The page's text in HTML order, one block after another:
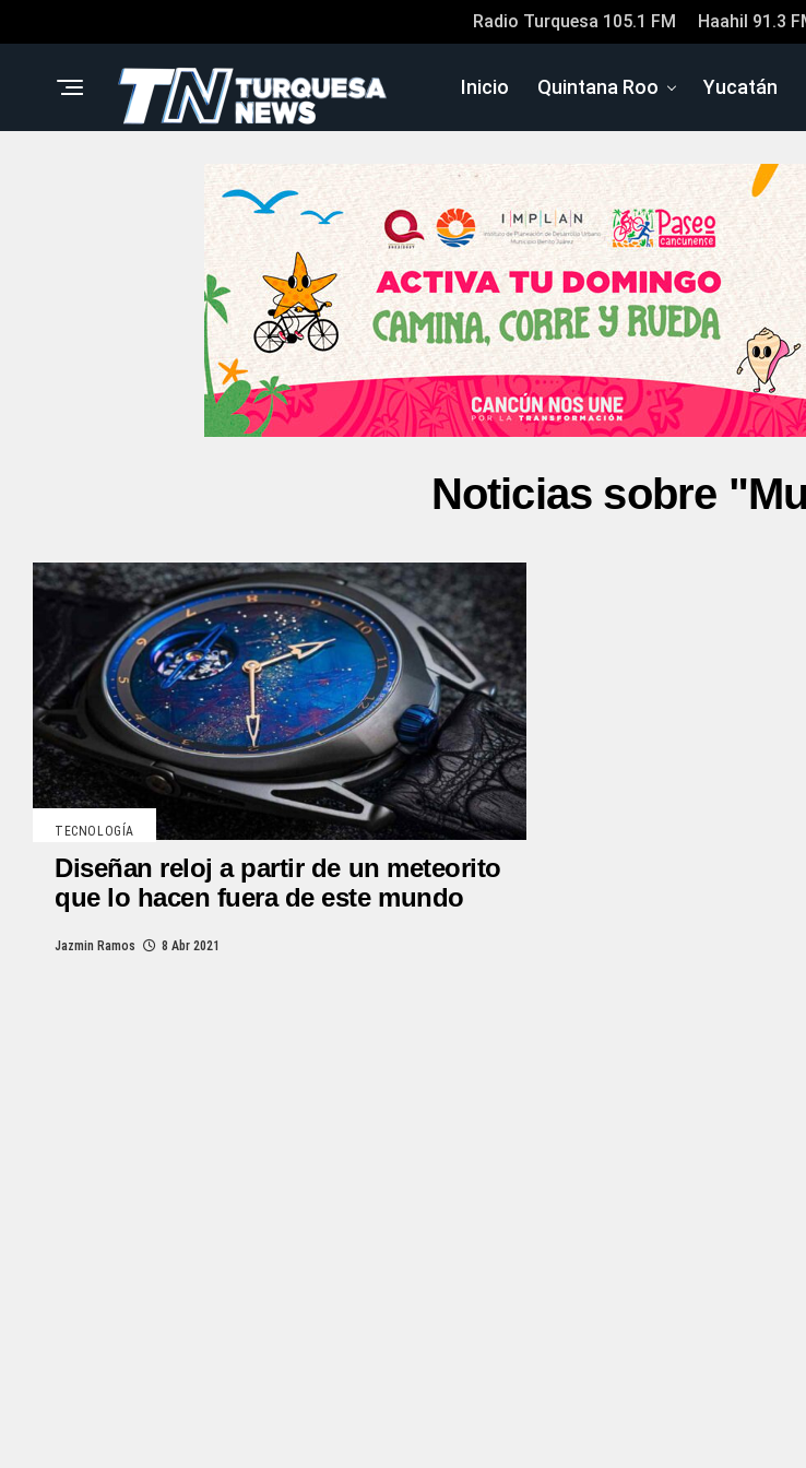
Radio Turquesa 105.1 FM Haahil 91.3
Inicio Quintana Roo Yucatán
Noticias sobre
TECNOLOGÍA
Diseñan reloj a partir de un meteorito
que lo hacen fuera de este mundo
Jazmin Ramos 8 Abr 2021